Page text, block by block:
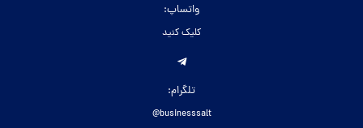
واتساپ:
کلیک کنید
تلگرام:
businesssalt@